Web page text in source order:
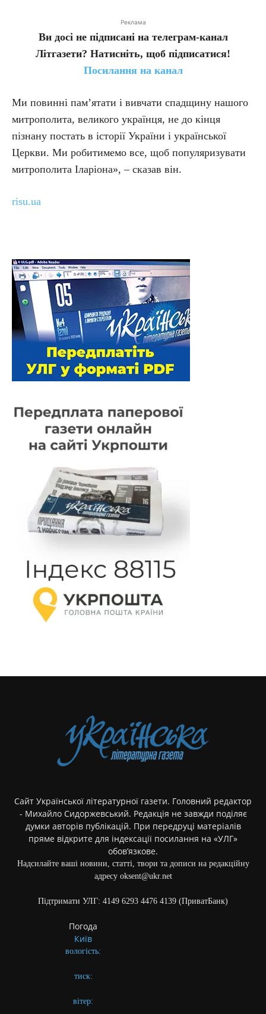
Реклама
Ви досі не підписані на телеграм-канал
Літгазети? Натисніть, щоб підписатися!
Посилання на канал
Ми повинні пам’ятати і вивчати спадщину нашого
митрополита, великого українця, не до кінця
пізнану постать в історії України і української
Церкви. Ми робитимемо все, щоб популяризувати
митрополита Іларіона», – сказав він.
risu.ua
Сайт Української літературної газети. Головний редактор
- Михайло Сидоржевський. Редакція не завжди поділяє
думки авторів публікацій. При передруці матеріалів
пряме відкрите для індексації посилання на «УЛГ»
обов’язкове.
Надсилайте ваші новини, статті, твори та дописи на редакційну
адресу oksent@ukr.net
Підтримати УЛГ: 4149 6293 4476 4139 (ПриватБанк)
Погода
Київ
вологість:
тиск:
вітер: